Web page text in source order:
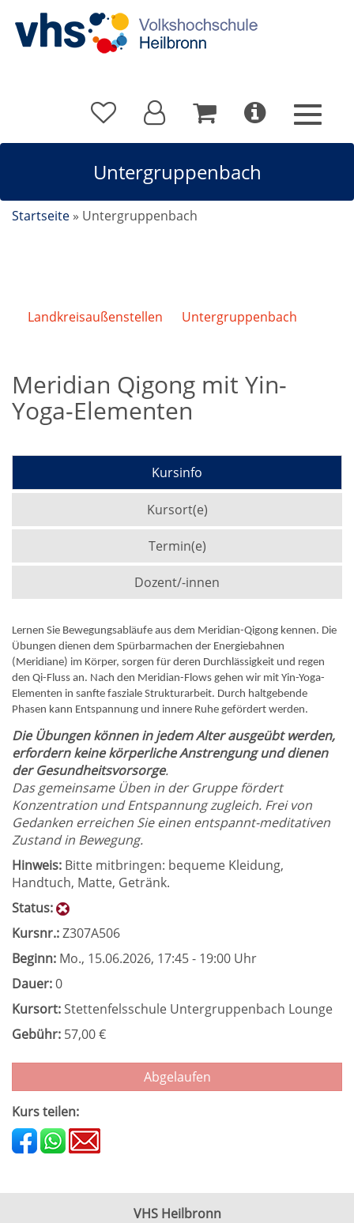
Untergruppenbach
Startseite » Untergruppenbach
Landkreisaußenstellen Untergruppenbach
Meridian Qigong mit Yin-
Yoga-Elementen
Kursinfo
Kursort(e)
Termin(e)
Dozent/-innen
Lernen Sie Bewegungsabläufe aus dem Meridian-Qigong kennen. Die
Übungen dienen dem Spürbarmachen der Energiebahnen
(Meridiane) im Körper, sorgen für deren Durchlässigkeit und regen
den Qi-Fluss an. Nach den Meridian-Flows gehen wir mit Yin-Yoga-
Elementen in sanfte fasziale Strukturarbeit. Durch haltgebende
Phasen kann Entspannung und innere Ruhe gefördert werden.
Die Übungen können in jedem Alter ausgeübt werden,
erfordern keine körperliche Anstrengung und dienen
der Gesundheitsvorsorge.
Das gemeinsame Üben in der Gruppe fördert
Konzentration und Entspannung zugleich. Frei von
Gedanken erreichen Sie einen entspannt-meditativen
Zustand in Bewegung.
Hinweis: Bitte mitbringen: bequeme Kleidung,
Handtuch, Matte, Getränk.
Status:
Kursnr.:Z307A506
Beginn: Mo., 15.06.2026, 17:45 - 19:00 Uhr
Dauer:0
Kursort:Stettenfelsschule Untergruppenbach Lounge
Gebühr: 57,00 €
Abgelaufen
Kurs teilen:
VHS Heilbronn